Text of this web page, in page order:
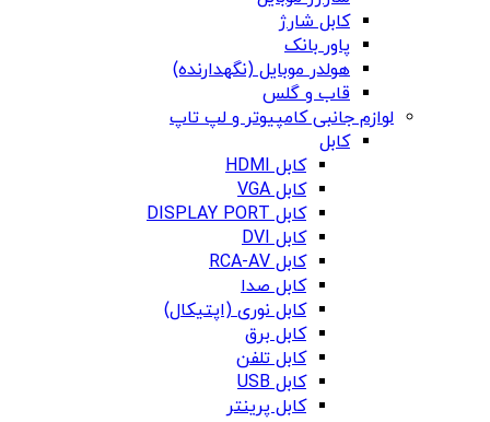
کابل شارژ
پاور بانک
هولدر موبایل (نگهدارنده)
قاب و گلس
لوازم جانبی کامپیوتر و لپ تاپ
کابل
کابل HDMI
کابل VGA
کابل DISPLAY PORT
کابل DVI
کابل RCA-AV
کابل صدا
کابل نوری (اپتیکال)
کابل برق
کابل تلفن
کابل USB
کابل پرینتر